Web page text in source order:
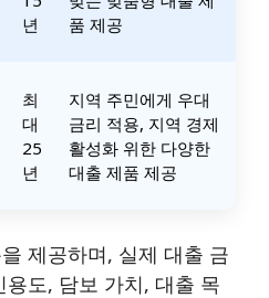
년
품 제공
최
대
25
년
지역 주민에게 우대
금리 적용, 지역 경제
활성화 위한 다양한
대출 제품 제공
제공하며, 실제 대출 금
도, 담보 가치, 대출 목